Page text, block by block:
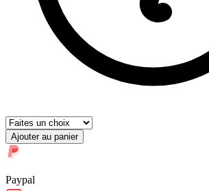
Ajouter au panier
Paypal